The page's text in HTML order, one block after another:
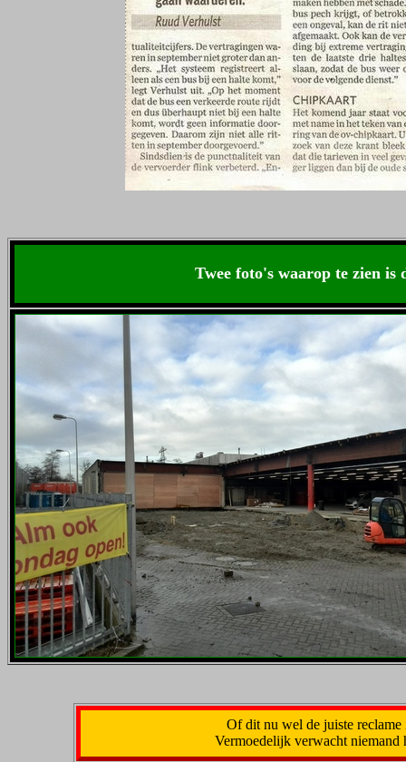
Twee foto's waarop te zien is
Of dit nu wel de juiste reclame
Vermoedelijk verwacht niemand